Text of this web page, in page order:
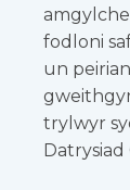
fodloni
un
trylwyr